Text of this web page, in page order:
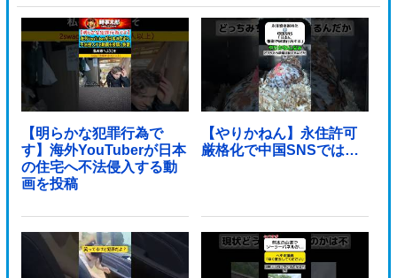
【明らかな犯罪行為で
す】海外YouTuberが日本
の住宅へ不法侵入する動
画を投稿
【やりかねん】永住許可
厳格化で中国SNSでは…